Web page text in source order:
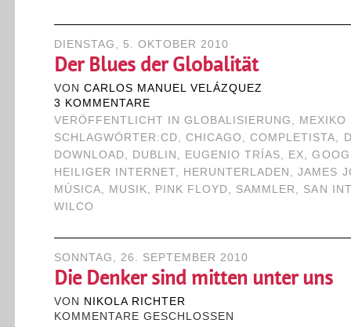
DIENSTAG, 5. OKTOBER 2010
Der Blues der Globalität
VON CARLOS MANUEL VELÁZQUEZ
3 KOMMENTARE
VERÖFFENTLICHT IN GLOBALISIERUNG , MEXIKO
SCHLAGWÖRTER:CD, CHICAGO ,COMPLETISTA,
DOWNLOAD, DUBLIN , EUGENIO TRÍAS, EX,
HEILIGER INTERNET, HERUNTERLADEN ,JAMES
MÚSICA, MUSIK, PINK FLOYD, SAMMLER , SAN
WILCO
SONNTAG, 26. SEPTEMBER 2010
Die Denker sind mitten unter uns
VON
NIKOLA RICHTER
KOMMENTARE GESCHLOSSEN